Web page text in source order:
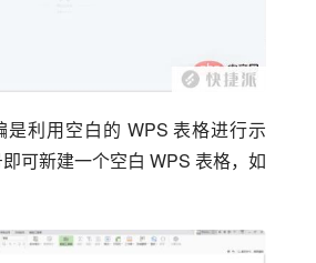
是利用空白的 WPS 表格进行示
可新建一个空白 WPS 表格，如